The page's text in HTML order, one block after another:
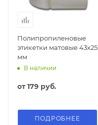
Полипропиленовые
этикетки матовые 43х25
мм
В наличии
от179 руб.
ПОДРОБНЕЕ